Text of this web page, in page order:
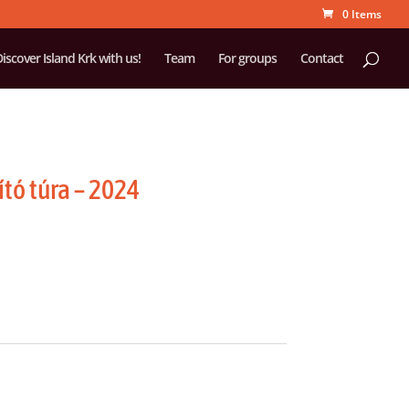
0 Items
Island Krk with us! Team For groups Contact
túra – 2024